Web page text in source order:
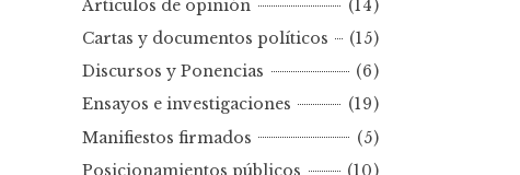
s
p
f
e
c
Artículos de opinión
(14)
Cartas y documentos políticos
(15)
Discursos y Ponencias
(6)
Ensayos e investigaciones
(19)
Manifiestos firmados
(5)
Posicionamientos públicos
(10)